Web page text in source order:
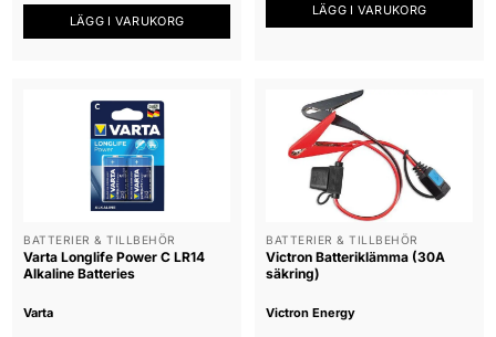
LÄGG I VARUKORG
LÄGG I VARUKORG
BATTERIER & TILLBEHÖR
Varta Longlife Power C LR14
Alkaline Batteries
Varta
BATTERIER & TILLBEHÖR
Victron Batteriklämma (30A
säkring)
Victron Energy